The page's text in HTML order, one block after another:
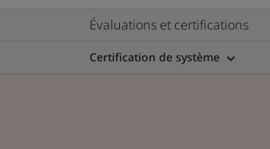
Évaluations et certifications
Certification de système